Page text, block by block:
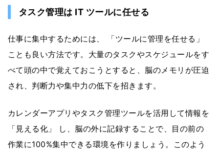
タスク管理は IT ツールに任せる
仕事に集中するためには、 「ツールに管理を任せる」
ことも良い方法です。大量のタスクやスケジュールをす
べて頭の中で覚えておこうとすると、脳のメモリが圧迫
され、判断力や集中力の低下を招きます。
カレンダーアプリやタスク管理ツールを活用して情報を
「見える化」 し、脳の外に記録することで、目の前の
作業に100%集中できる環境を作りましょう。このよう